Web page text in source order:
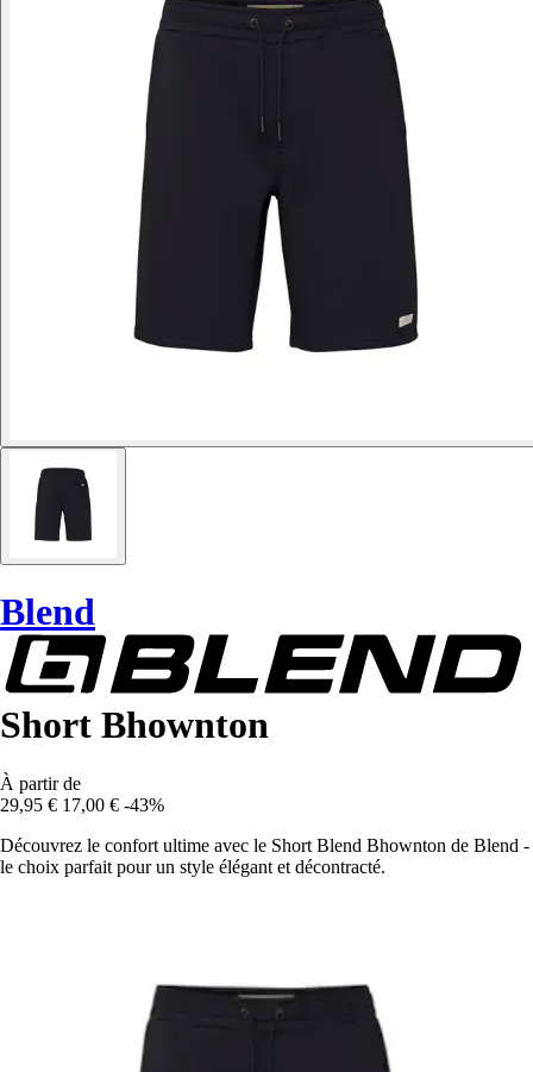
Blend
Short Bhownton
À partir de
29,95 € 17,00 € -43%
Découvrez le confort ultime avec le Short Blend Bhownton de Blend -
le choix parfait pour un style élégant et décontracté.